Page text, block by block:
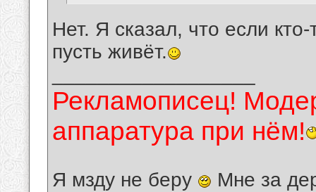
Нет. Я сказал, что если
пусть живёт.
Рекламописец!
аппаратура при нём!
Я мзду не беру Мне за